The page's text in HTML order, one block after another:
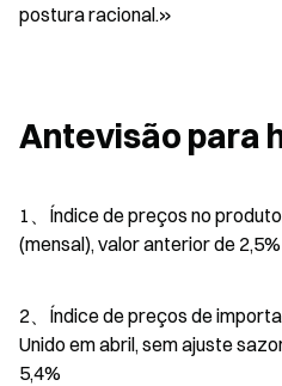
postura racional.»
Antevisão para
1、Índice de preços no
(mensal), valor anterior de 2,5%
2、Índice de preços de
Unido em abril, sem ajuste
5,4%